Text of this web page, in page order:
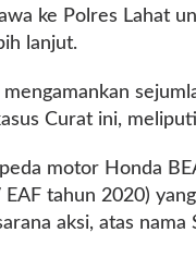
ke Polres Lahat
lanjut.
mengamankan
Curat ini,
motor Honda
EAF tahun 2020)
aksi, atas nama